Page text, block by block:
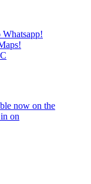
Whatsapp!
now on the
on